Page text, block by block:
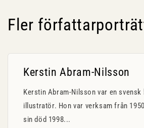
Fler
Kerstin Abram-Nilsson
Kerstin Abram-Nilsson var en
illustratör. Hon var verksam från
sin död 1998...